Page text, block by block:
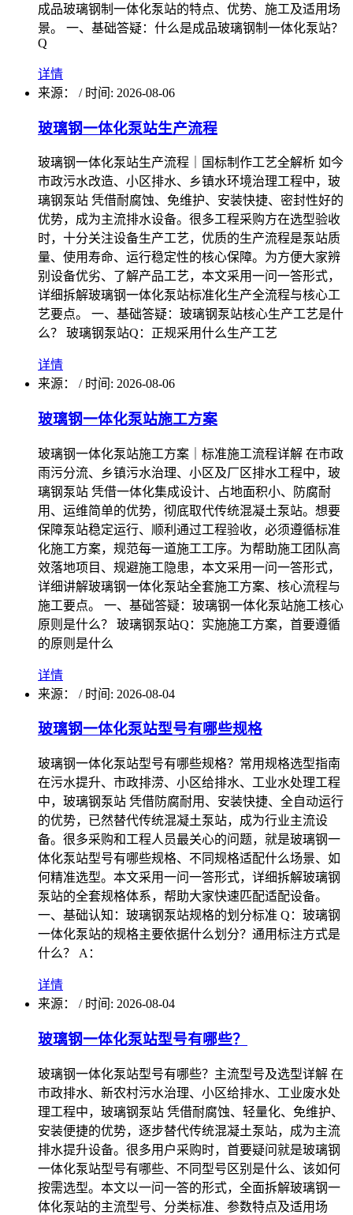
成品玻璃钢制一体化泵站的特点、优势、施工及适用场
景。 一、基础答疑：什么是成品玻璃钢制一体化泵站？
Q
详情
来源：
/ 时间: 2026-08-06
玻璃钢一体化泵站生产流程
玻璃钢一体化泵站生产流程｜国标制作工艺全解析 如今
市政污水改造、小区排水、乡镇水环境治理工程中，玻
璃钢泵站 凭借耐腐蚀、免维护、安装快捷、密封性好的
优势，成为主流排水设备。很多工程采购方在选型验收
时，十分关注设备生产工艺，优质的生产流程是泵站质
量、使用寿命、运行稳定性的核心保障。为方便大家辨
别设备优劣、了解产品工艺，本文采用一问一答形式，
详细拆解玻璃钢一体化泵站标准化生产全流程与核心工
艺要点。 一、基础答疑：玻璃钢泵站核心生产工艺是什
么？ 玻璃钢泵站Q：正规采用什么生产工艺
详情
来源：
/ 时间: 2026-08-06
玻璃钢一体化泵站施工方案
玻璃钢一体化泵站施工方案｜标准施工流程详解 在市政
雨污分流、乡镇污水治理、小区及厂区排水工程中，玻
璃钢泵站 凭借一体化集成设计、占地面积小、防腐耐
用、运维简单的优势，彻底取代传统混凝土泵站。想要
保障泵站稳定运行、顺利通过工程验收，必须遵循标准
化施工方案，规范每一道施工工序。为帮助施工团队高
效落地项目、规避施工隐患，本文采用一问一答形式，
详细讲解玻璃钢一体化泵站全套施工方案、核心流程与
施工要点。 一、基础答疑：玻璃钢一体化泵站施工核心
原则是什么？ 玻璃钢泵站Q：实施施工方案，首要遵循
的原则是什么
详情
来源：
/ 时间: 2026-08-04
玻璃钢一体化泵站型号有哪些规格
玻璃钢一体化泵站型号有哪些规格？常用规格选型指南
在污水提升、市政排涝、小区给排水、工业水处理工程
中，玻璃钢泵站 凭借防腐耐用、安装快捷、全自动运行
的优势，已然替代传统混凝土泵站，成为行业主流设
备。很多采购和工程人员最关心的问题，就是玻璃钢一
体化泵站型号有哪些规格、不同规格适配什么场景、如
何精准选型。本文采用一问一答形式，详细拆解玻璃钢
泵站的全套规格体系，帮助大家快速匹配适配设备。
一、基础认知：玻璃钢泵站规格的划分标准 Q：玻璃钢
一体化泵站的规格主要依据什么划分？通用标注方式是
什么？ A：
详情
来源：
/ 时间: 2026-08-04
玻璃钢一体化泵站型号有哪些？
玻璃钢一体化泵站型号有哪些？主流型号及选型详解 在
市政排水、新农村污水治理、小区给排水、工业废水处
理工程中，玻璃钢泵站 凭借耐腐蚀、轻量化、免维护、
安装便捷的优势，逐步替代传统混凝土泵站，成为主流
排水提升设备。很多用户采购时，首要疑问就是玻璃钢
一体化泵站型号有哪些、不同型号区别是什么、该如何
按需选型。本文以一问一答的形式，全面拆解玻璃钢一
体化泵站的主流型号、分类标准、参数特点及适用场